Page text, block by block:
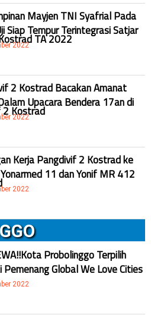
Mayjen TNI Syafrial Pada
Siap Tempur Terintegrasi Satjar
TA 2022
2022
2 Kostrad Bacakan Amanat
Upacara Bendera 17an di
2 Kostrad
2022
Kerja Pangdivif 2 Kostrad ke
11 dan Yonif MR 412
2022
Probolinggo Terpilih
Pemenang Global We Love Cities
2022